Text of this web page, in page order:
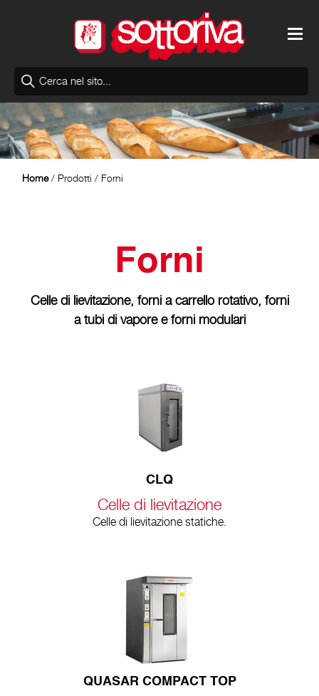
Home/ Prodotti / Forni
Forni
Celle di lievitazione, forni a carrello rotativo, forni
a tubi di vapore e forni modulari
CLQ
Celle di lievitazione
Celle di lievitazione statiche.
QUASAR COMPACT TOP